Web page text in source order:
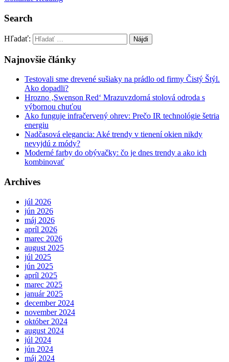
Search
Hľadať:
Najnovšie články
Testovali sme drevené sušiaky na prádlo od firmy Čistý Štýl.
Ako dopadli?
Hrozno ‚Swenson Red‘ Mrazuvzdorná stolová odroda s
výbornou chuťou
Ako funguje infračervený ohrev: Prečo IR technológie šetria
energiu
Nadčasová elegancia: Aké trendy v tienení okien nikdy
nevyjdú z módy?
Moderné farby do obývačky: čo je dnes trendy a ako ich
kombinovať
Archives
júl 2026
jún 2026
máj 2026
apríl 2026
marec 2026
august 2025
júl 2025
jún 2025
apríl 2025
marec 2025
január 2025
december 2024
november 2024
október 2024
august 2024
júl 2024
jún 2024
máj 2024